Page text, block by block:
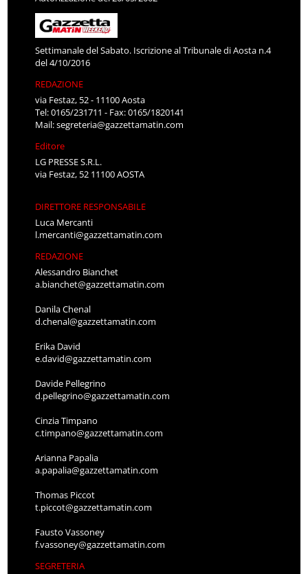
Settimanale del Sabato. Iscrizione al Tribunale di Aosta n.4
del 4/10/2016
REDAZIONE
via Festaz, 52 - 11100 Aosta
Tel: 0165/231711 - Fax: 0165/1820141
Mail:segreteria@gazzettamatin.com
Editore
LG PRESSE S.R.L.
via Festaz, 52 11100 AOSTA
DIRETTORE RESPONSABILE
Luca Mercanti
l.mercanti@gazzettamatin.com
REDAZIONE
Alessandro Bianchet
a.bianchet@gazzettamatin.com
Danila Chenal
d.chenal@gazzettamatin.com
Erika David
e.david@gazzettamatin.com
Davide Pellegrino
d.pellegrino@gazzettamatin.com
Cinzia Timpano
c.timpano@gazzettamatin.com
Arianna Papalia
a.papalia@gazzettamatin.com
Thomas Piccot
t.piccot@gazzettamatin.com
Fausto Vassoney
f.vassoney@gazzettamatin.com
SEGRETERIA